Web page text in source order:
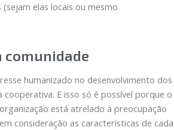
elas locais ou mesmo
comunidade
humanizado no desenvolvimento dos
cooperativa. E isso só é possível porque o
está atrelado à preocupação
consideração as características de cada